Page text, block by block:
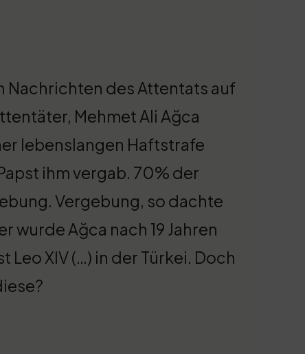
Nachrichten des Attentats auf
Mehmet Ali Ağca
lebenslangen Haftstrafe
ihm vergab. 70% der
Vergebung, so dachte
wurde Ağca nach 19 Jahren
XIV (…) in der Türkei. Doch